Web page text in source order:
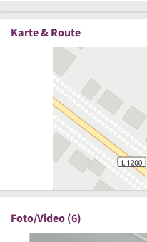
Karte & Route
Foto/Video (6)